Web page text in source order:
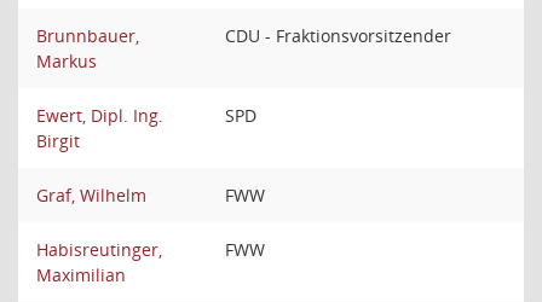
Brunnbauer,
Markus
CDU - Fraktionsvorsitzender
Ewert, Dipl. Ing.
Birgit
SPD
Graf, Wilhelm FWW
Habisreutinger,
Maximilian
FWW